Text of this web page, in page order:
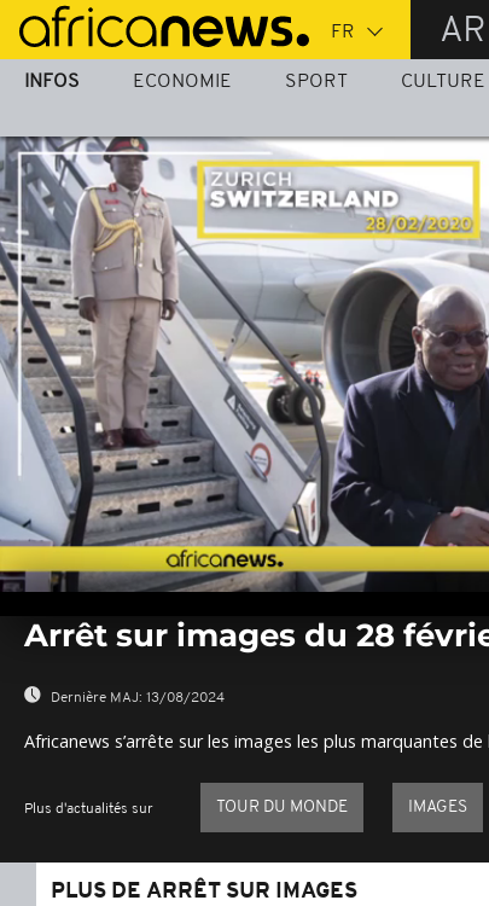
Passer
au
contenu
INFOS ECONOMIE SPORT CULTURE
seconds
0%
Arrêt sur images du 28
Dernière MAJ: 13/08/2024
Africanews s’arrête sur les images les plus marquantes de
Plus d'actualités sur TOUR DU MONDE IMAGES
PLUS DE ARRÊT SUR IMAGES